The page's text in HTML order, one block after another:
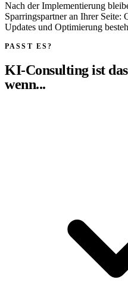
Nach der Implementierung
Sparringspartner an Ihrer Seite:
Updates und Optimierung
PASST ES?
KI-Consulting ist
wenn...